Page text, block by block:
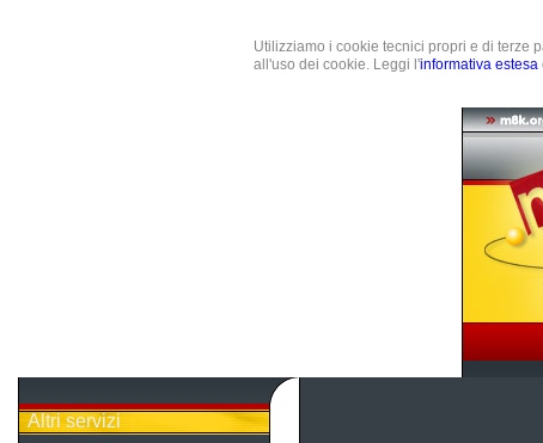
Utilizziamo i cookie tecnici propri e di terze
all'uso dei cookie. Leggi l'informativa estesa
Altri servizi